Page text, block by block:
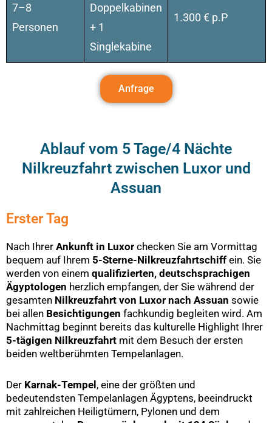
7–8
Personen
Doppelkabinen
+ 1
Singlekabine
1.300 € p.P
Anfrage
Ablauf vom 5 Tage/4 Nächte
Nilkreuzfahrt zwischen Luxor und
Assuan
Erster Tag
Nach Ihrer Ankunft in Luxor checken Sie am Vormittag
bequem auf Ihrem 5-Sterne-Nilkreuzfahrtschiff ein. Sie
werden von einem qualifizierten, deutschsprachigen
Ägyptologen herzlich empfangen, der Sie während der
gesamten Nilkreuzfahrt von Luxor nach Assuan sowie
bei allen Besichtigungen fachkundig begleiten wird. Am
Nachmittag beginnt bereits das kulturelle Highlight Ihrer
5-tägigen Nilkreuzfahrt mit dem Besuch der ersten
beiden weltberühmten Tempelanlagen.
Der Karnak-Tempel , eine der größten und
bedeutendsten Tempelanlagen Ägyptens, beeindruckt
mit zahlreichen Heiligtümern, Pylonen und dem